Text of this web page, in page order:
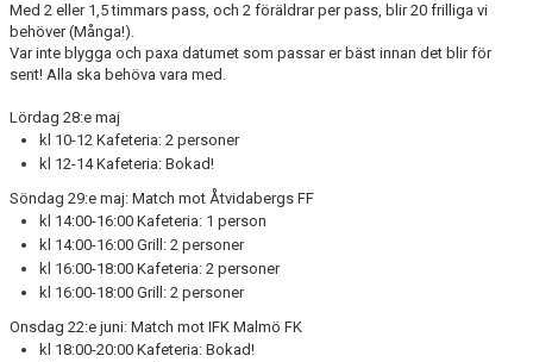
DOKUMENT
KONTAKT
Med 2 eller 1,5 timmars pass, och 2 föräldrar per pass, blir 20 frilliga vi
behöver (Många!).
Var inte blygga och paxa datumet som passar er bäst innan det blir för
sent! Alla ska behöva vara med.
Lördag 28:e maj
kl 10-12 Kafeteria: 2 personer
kl 12-14 Kafeteria: Bokad!
Söndag 29:e maj: Match mot Åtvidabergs FF
kl 14:00-16:00 Kafeteria: 1 person
kl 14:00-16:00 Grill: 2 personer
kl 16:00-18:00 Kafeteria: 2 personer
kl 16:00-18:00 Grill: 2 personer
Onsdag 22:e juni: Match mot IFK Malmö FK
kl 18:00-20:00 Kafeteria: Bokad!